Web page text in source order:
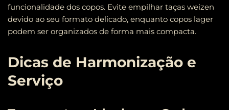
funcionalidade dos copos. Evite empilhar taças weizen
devido ao seu formato delicado, enquanto copos lager
podem ser organizados de forma mais compacta.
Dicas de Harmonização e
Serviço